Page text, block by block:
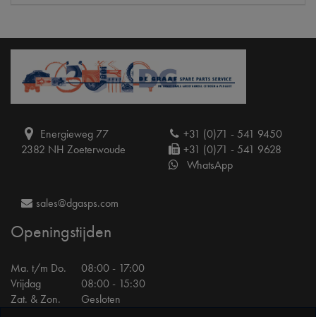
Energieweg 77
2382 NH Zoeterwoude
+31 (0)71 - 541 9450
+31 (0)71 - 541 9628
WhatsApp
sales@dgasps.com
Openingstijden
Ma. t/m Do.
08:00 - 17:00
Vrijdag
08:00 - 15:30
Zat. & Zon.
Gesloten